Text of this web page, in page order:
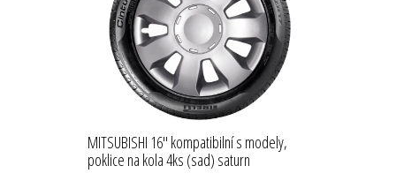
MITSUBISHI 16'' kompatibilní s modely,
poklice na kola 4ks (sad) saturn